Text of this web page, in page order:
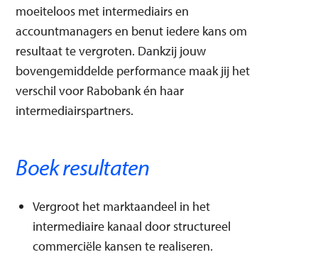
moeiteloos met intermediairs en
accountmanagers en benut iedere kans om
resultaat te vergroten. Dankzij jouw
bovengemiddelde performance maak jij het
verschil voor Rabobank én haar
intermediairspartners.
Boek resultaten
Vergroot het marktaandeel in het
intermediaire kanaal door structureel
commerciële kansen te realiseren.